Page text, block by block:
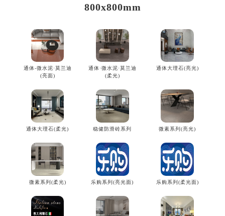
800x800mm
通体-微水泥·莫兰迪
(亮面)
通体·微水泥·莫兰迪
(柔光)
通体大理石(亮光)
通体大理石(柔光) 稳健防滑砖系列 微素系列(亮光)
微素系列(柔光) 乐购系列(亮光面) 乐购系列(柔光面)